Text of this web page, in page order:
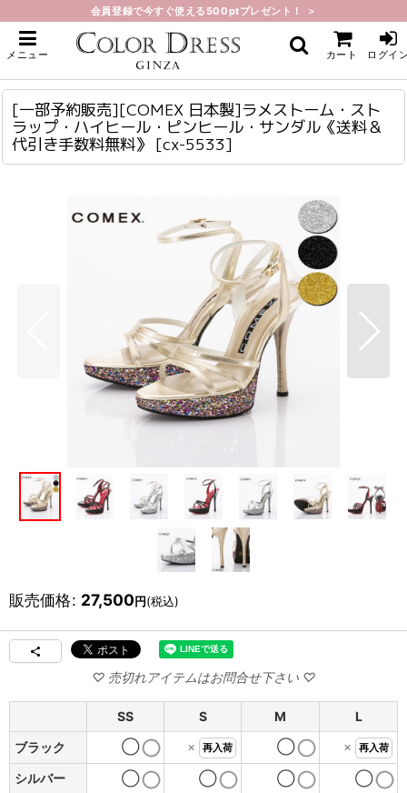
会員登録で今すぐ使える500ptプレゼント！ ＞
メニュー カート ログイ
ホーム > サンダル・パンプス・ブーツ
[一部予約販売][COMEX 日本製]ラメストーム・ストラップ・ハイヒール・ピン
ヒール・サンダル《送料＆代引き手数料無料》
[一部予約販売][COMEX 日本製]ラメストーム・スト
ラップ・ハイヒール・ピンヒール・サンダル《送料＆
代引き手数料無料》 [cx-5533]
販売価格: 27,500円(税込)
SS S M
L
ブラック
◯ × 再入荷 ◯ × 再入荷
シルバー ◯ ◯ ◯
◯